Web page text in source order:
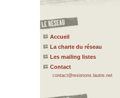
Accueil
La charte du réseau
Les mailing listes
Contact
contact@resistons.lautre.net